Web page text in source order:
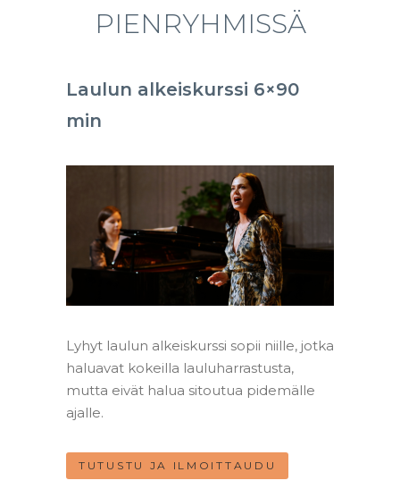
PIENRYHMISSÄ
Laulun alkeiskurssi 6×90
min
Lyhyt laulun alkeiskurssi sopii niille, jotka
haluavat kokeilla lauluharrastusta,
mutta eivät halua sitoutua pidemälle
ajalle.
TUTUSTU JA ILMOITTAUDU